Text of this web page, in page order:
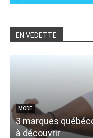
EN VEDETTE
MODE
3 marques
à découvrir